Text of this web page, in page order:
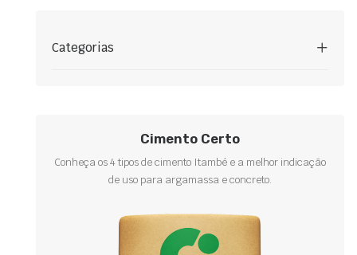
Categorias
Cimento Certo
Conheça os 4 tipos de cimento Itambé e a melhor indicação
de uso para argamassa e concreto.